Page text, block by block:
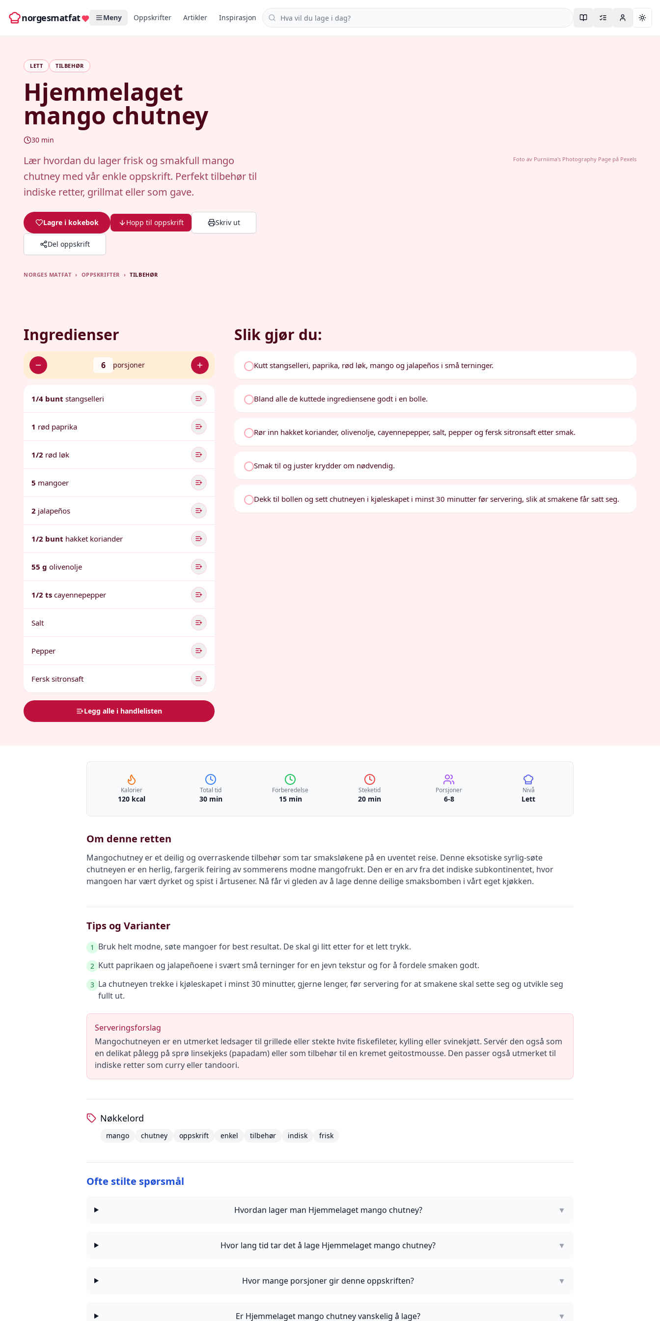
norgesmatfat Meny Oppskrifter Artikler Inspirasjon Søk i oppskrifter
LETT TILBEHØR
Hjemmelaget
mango chutney
30 min
Lær hvordan du lager frisk og smakfull mango
chutney med vår enkle oppskrift. Perfekt tilbehør til
indiske retter, grillmat eller som gave.
Lagre i kokebok Hopp til oppskrift Skriv ut
Del oppskrift
Foto av Purniima's Photography Pagepå Pexels
NORGES MATFAT › OPPSKRIFTER › TILBEHØR
Ingredienser
6 porsjoner
1/4 bunt stangselleri
1 rød paprika
1/2 rød løk
5 mangoer
2 jalapeños
1/2 bunt hakket koriander
55 g olivenolje
1/2 ts cayennepepper
Salt
Pepper
Fersk sitronsaft
Legg alle i handlelisten
Slik gjør du:
Kutt stangselleri, paprika, rød løk, mango og jalapeños i små terninger.
Bland alle de kuttede ingrediensene godt i en bolle.
Rør inn hakket koriander, olivenolje, cayennepepper, salt, pepper og fersk sitronsaft etter smak.
Smak til og juster krydder om nødvendig.
Dekk til bollen og sett chutneyen i kjøleskapet i minst 30 minutter før servering, slik at smakene får satt seg.
Kalorier
120 kcal
Total tid
30 min
Forberedelse
15 min
Steketid
20 min
Porsjoner
6-8
Nivå
Lett
Om denne retten
Mangochutney er et deilig og overraskende tilbehør som tar smaksløkene på en uventet reise. Denne eksotiske syrlig-søte
chutneyen er en herlig, fargerik feiring av sommerens modne mangofrukt. Den er en arv fra det indiske subkontinentet, hvor
mangoen har vært dyrket og spist i årtusener. Nå får vi gleden av å lage denne deilige smaksbomben i vårt eget kjøkken.
Tips og Varianter
1 Bruk helt modne, søte mangoer for best resultat. De skal gi litt etter for et lett trykk.
2 Kutt paprikaen og jalapeñoene i svært små terninger for en jevn tekstur og for å fordele smaken godt.
3 La chutneyen trekke i kjøleskapet i minst 30 minutter, gjerne lenger, før servering for at smakene skal sette seg og utvikle seg
fullt ut.
Serveringsforslag
Mangochutneyen er en utmerket ledsager til grillede eller stekte hvite fiskefileter, kylling eller svinekjøtt. Servér den også som
en delikat pålegg på sprø linsekjeks (papadam) eller som tilbehør til en kremet geitostmousse. Den passer også utmerket til
indiske retter som curry eller tandoori.
Nøkkelord
mango chutney oppskrift enkel tilbehør indisk frisk
Ofte stilte spørsmål
Hvordan lager man Hjemmelaget mango chutney? ▼
Hvor lang tid tar det å lage Hjemmelaget mango chutney? ▼
Hvor mange porsjoner gir denne oppskriften? ▼
Er Hjemmelaget mango chutney vanskelig å lage? ▼